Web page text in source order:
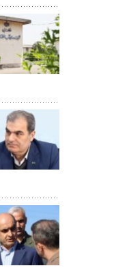
۲۷ مرداد ۱۴۰۴
۲۱ بهمن ۱۴۰۳